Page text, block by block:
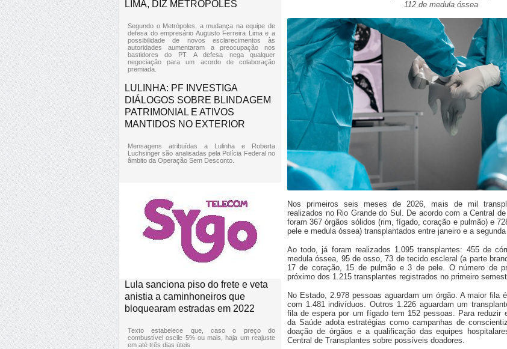
LIMA, DIZ METRÓPOLES
Segundo o Metrópoles, a mudança na equipe de
defesa do empresário Augusto Ferreira Lima e a
possibilidade de novos esclarecimentos às
autoridades aumentaram a preocupação nos
bastidores do PT. A defesa nega qualquer
negociação para um acordo de colaboração
premiada.
LULINHA: PF INVESTIGA
DIÁLOGOS SOBRE BLINDAGEM
PATRIMONIAL E ATIVOS
MANTIDOS NO EXTERIOR
Mensagens atribuídas a Lulinha e Roberta
Luchsinger são analisadas pela Polícia Federal no
âmbito da Operação Sem Desconto.
Lula sanciona piso do frete e veta
anistia a caminhoneiros que
bloquearam estradas em 2022
Texto estabelece que, caso o preço do
combustível oscile 5% ou mais, haja um reajuste
em até três dias úteis
112 de medula óssea
Nos primeiros seis meses de 2026, mais de mil
realizados no Rio Grande do Sul. De acordo com a Central
foram 367 órgãos sólidos (rim, fígado, coração e pulmão) e
pele e medula óssea) transplantados entre janeiro e a
Ao todo, já foram realizados 1.095 transplantes: 455 de
medula óssea, 95 de osso, 73 de tecido escleral (a parte
17 de coração, 15 de pulmão e 3 de pele. O número de
próximo dos 1.215 transplantes registrados no primeiro
No Estado, 2.978 pessoas aguardam um órgão. A maior fila
com 1.481 indivíduos. Outros 1.226 aguardam um
fila de espera por um fígado tem 152 pessoas. Para reduzir
da Saúde adota estratégias como campanhas de
doação de órgãos e a qualificação das equipes
Central de Transplantes sobre possíveis doadores.